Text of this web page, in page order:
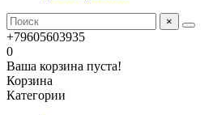
×
+79605603935
0
Ваша корзина пуста!
Корзина
Категории